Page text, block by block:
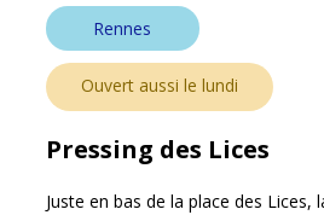
Rennes
Ouvert aussi le lundi
Pressing des Lices
Juste en bas de la place des